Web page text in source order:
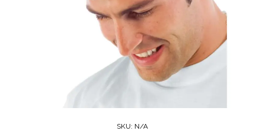
SKU: N/A